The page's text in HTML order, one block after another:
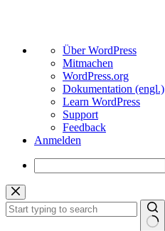
Über
WordPress
Über WordPress
Mitmachen
WordPress.org
Dokumentation (engl.)
Learn WordPress
Support
Feedback
Anmelden
Zum
Inhalt
springen